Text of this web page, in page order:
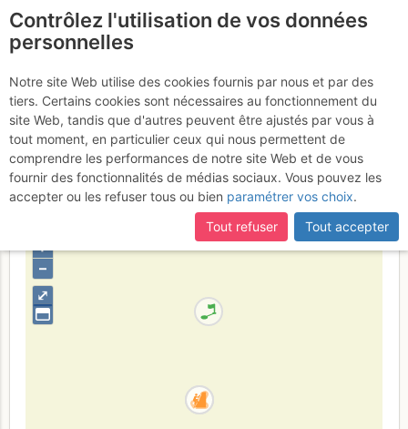
Dalle de Vallorcine :
Le dièdre de la dernière
flèche
Haute-Savoie
⤢
+
–
Contrôlez l'utilisation de vos données
personnelles
Notre site Web utilise des cookies fournis par nous et par des
tiers. Certains cookies sont nécessaires au fonctionnement du
site Web, tandis que d'autres peuvent être ajustés par vous à
tout moment, en particulier ceux qui nous permettent de
comprendre les performances de notre site Web et de vous
fournir des fonctionnalités de médias sociaux. Vous pouvez les
accepter ou les refuser tous ou bien paramétrer vos choix.
Tout refuser
Tout accepter